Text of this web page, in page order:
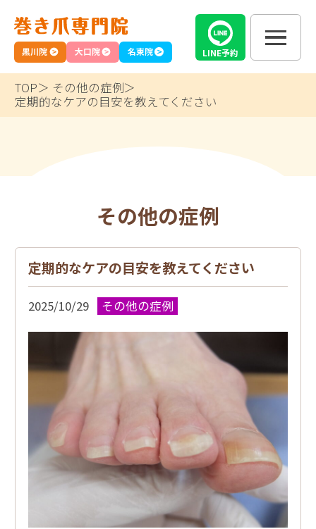
名東院
黒川院 大口院 LINE予約
TOP
その他の症例
定期的なケアの目安を教えてください
その他の症例
定期的なケアの目安を教えてください
2025/10/29 その他の症例